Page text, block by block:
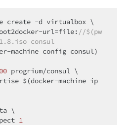
create -d virtualbox \
url=file:
//$(pw
consul
machine config consul)
progrium/consul \
1